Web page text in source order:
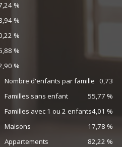
%
%
%
%
%
Nombre d'enfants par famille 0,73
Familles sans enfant
55,77 %
Familles avec 1 ou 2 enfants4,01 %
Maisons
17,78 %
Appartements
82,22 %